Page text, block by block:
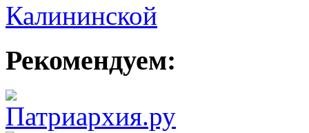
Рекомендуем: